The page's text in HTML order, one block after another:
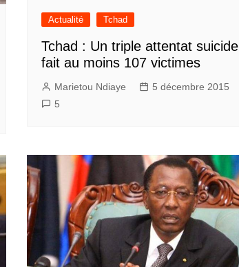
Actualité Tchad
Tchad : Un triple attentat suicide
fait au moins 107 victimes
Marietou Ndiaye
5 décembre 2015
5